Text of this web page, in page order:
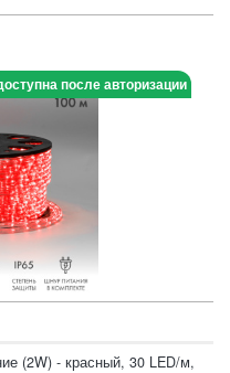
после авторизации
(2W) - красный, 30 LED/м,